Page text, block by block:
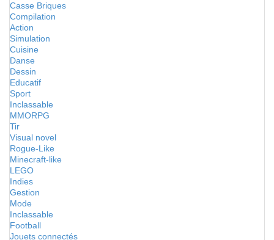
Casse Briques
Compilation
Action
Simulation
Cuisine
Danse
Dessin
Educatif
Sport
Inclassable
MMORPG
Tir
Visual novel
Rogue-Like
Minecraft-like
LEGO
Indies
Gestion
Mode
Inclassable
Football
Jouets connectés